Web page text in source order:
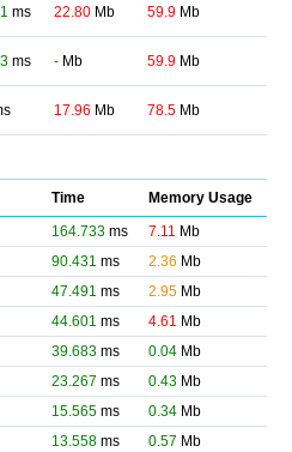
ms 22.80Mb 59.9Mb
ms -Mb 59.9Mb
17.96 Mb 78.5Mb
Time
Memory Usage
164.733ms 7.11 Mb
90.431 ms 2.36 Mb
47.491 ms 2.95Mb
44.601 ms 4.61 Mb
39.683ms 0.04Mb
23.267 ms 0.43Mb
15.565ms 0.34Mb
13.558ms 0.57 Mb